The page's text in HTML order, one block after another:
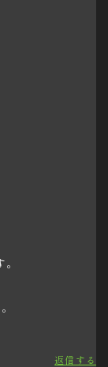
返信する